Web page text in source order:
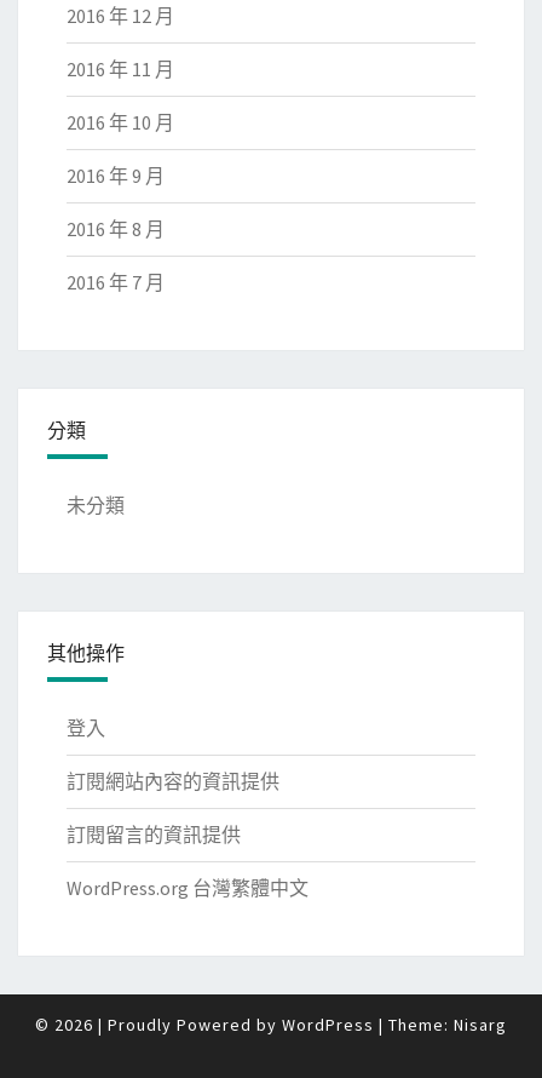
2016 年 12 月
2016 年 11 月
2016 年 10 月
2016 年 9 月
2016 年 8 月
2016 年 7 月
分類
未分類
其他操作
登入
訂閱網站內容的資訊提供
訂閱留言的資訊提供
WordPress.org 台灣繁體中文
© 2026 | Proudly Powered by WordPress | Theme: Nisarg